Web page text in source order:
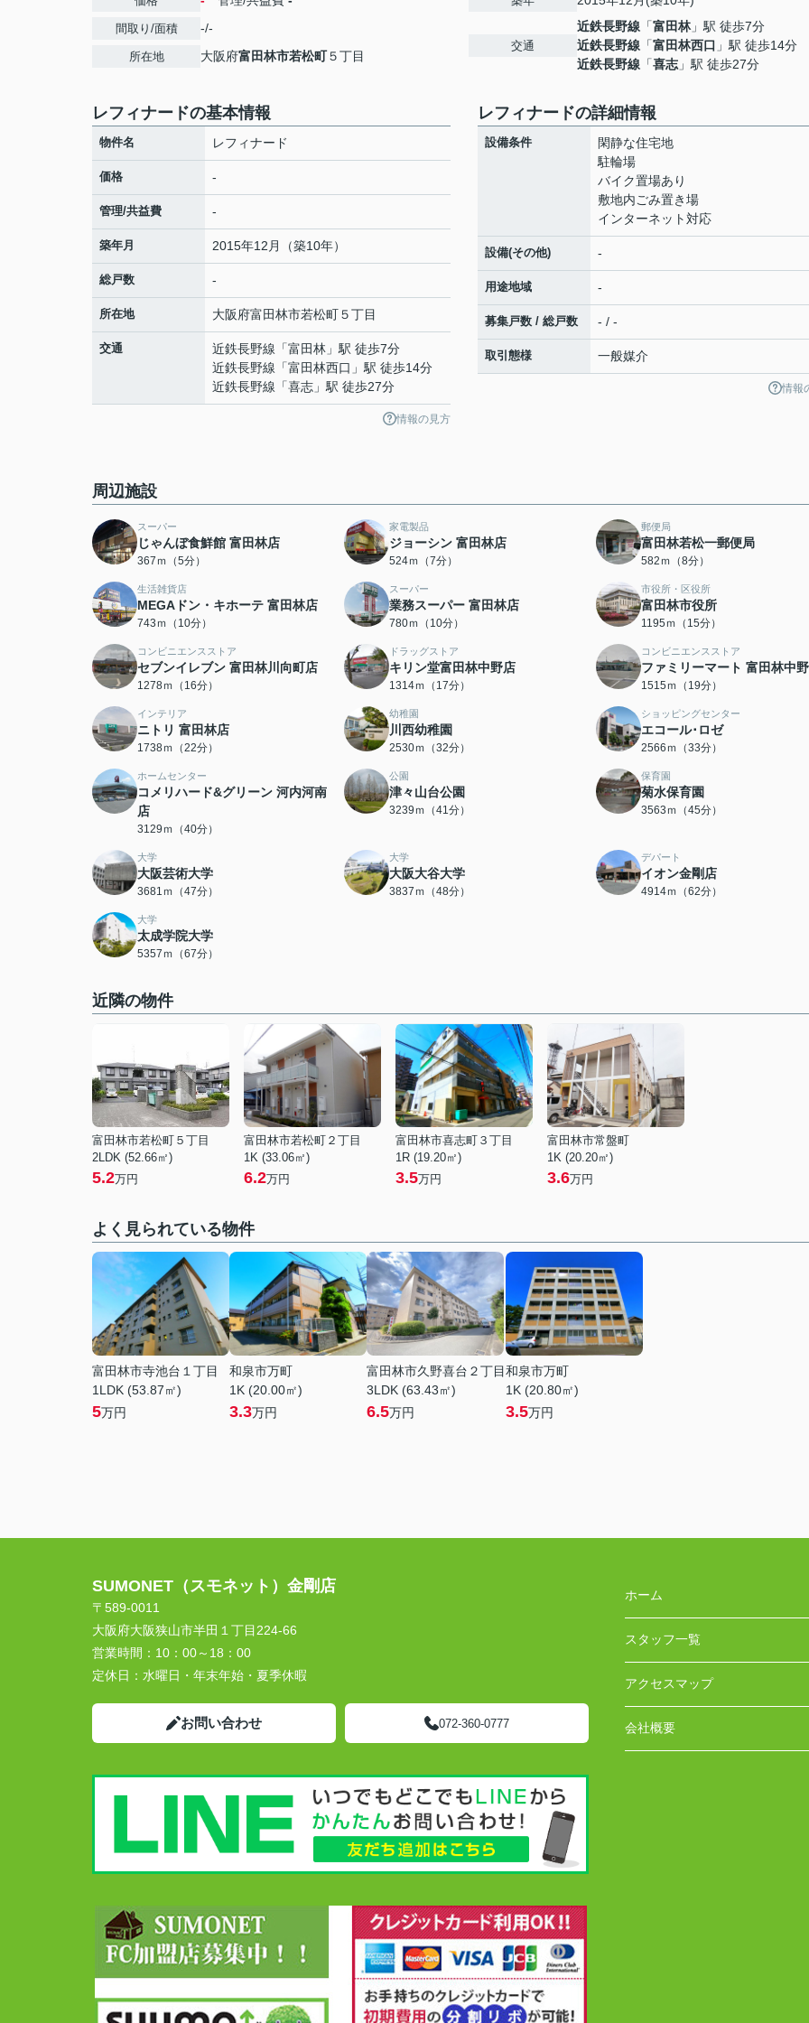
間取り/面積 -/-
所在地 大阪府富田林市若松町５丁目
交通
近鉄長野線 「富田林」駅 徒歩7分
近鉄長野線 「富田林西口 」駅 徒歩14分
近鉄長野線 「喜志 」駅 徒歩27分
レフィナードの基本情報
物件名 レフィナード
価格 -
管理/共益費 -
築年月 2015年12月（築10年）
総戸数 -
所在地 大阪府富田林市若松町５丁目
交通 近鉄長野線 「富田林 」駅 徒歩7分
近鉄長野線 「富田林西口 」駅 徒歩14分
近鉄長野線 「喜志 」駅 徒歩27分
情報の見方
レフィナードの詳細情報
設備条件
閑静な住宅地
駐輪場
バイク置場あり
敷地内ごみ置き場
インターネット対応
設備(その他) -
用途地域 -
募集戸数 / 総戸数 - / -
取引態様 一般媒介
情報
周辺施設
スーパー
じゃんぼ食鮮館 富田林店
367ｍ（5分）
家電製品
ジョーシン 富田林店
524ｍ（7分）
郵便局
富田林若松一郵便局
582ｍ（8分）
生活雑貨店
MEGAドン・キホーテ 富田林店
743ｍ（10分）
スーパー
業務スーパー 富田林店
780ｍ（10分）
市役所・区役所
富田林市役所
1195ｍ（15分）
コンビニエンスストア
セブンイレブン 富田林川向町店
1278ｍ（16分）
ドラッグストア
キリン堂富田林中野店
1314ｍ（17分）
コンビニエンスストア
ファミリーマート 富田林中
1515ｍ（19分）
インテリア
ニトリ 富田林店
1738ｍ（22分）
幼稚園
川西幼稚園
2530ｍ（32分）
ショッピングセンター
エコール･ロゼ
2566ｍ（33分）
ホームセンター
コメリハード&グリーン 河内河南
店
3129ｍ（40分）
公園
津々山台公園
3239ｍ（41分）
保育園
菊水保育園
3563ｍ（45分）
大学
大阪芸術大学
3681ｍ（47分）
大学
大阪大谷大学
3837ｍ（48分）
デパート
イオン金剛店
4914ｍ（62分）
大学
太成学院大学
5357ｍ（67分）
近隣の物件
富田林市若松町５丁目
2LDK (52.66㎡)
5.2万円
富田林市若松町２丁目
1K (33.06㎡)
6.2万円
富田林市喜志町３丁目
1R (19.20㎡)
3.5万円
富田林市常盤町
1K (20.20㎡)
3.6万円
よく見られている物件
富田林市寺池台１丁目
1LDK (53.87㎡)
5万円
和泉市万町
1K (20.00㎡)
3.3万円
富田林市久野喜台２丁目
3LDK (63.43㎡)
6.5万円
和泉市万町
1K (20.80㎡)
3.5万円
SUMONET（スモネット）金剛店
〒589-0011
大阪府大阪狭山市半田１丁目224-66
営業時間： 10：00～18：00
定休日： 水曜日・年末年始・夏季休暇
お問い合わせ 072-360-0777
ホーム
スタッフ一覧
アクセスマップ
会社概要